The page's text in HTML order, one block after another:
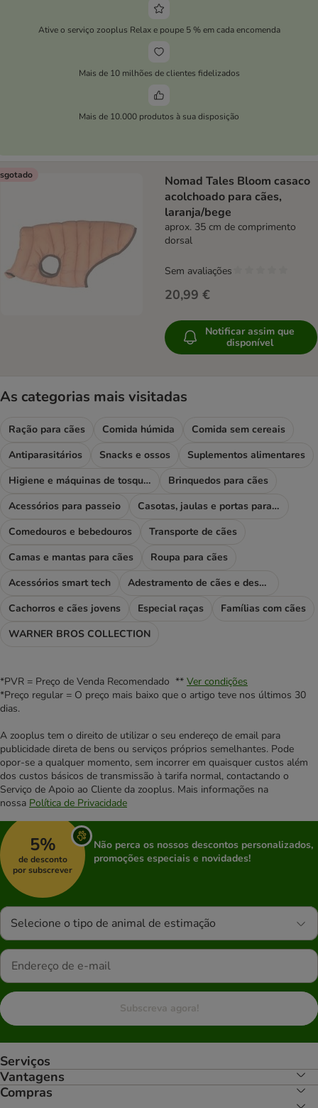
Ative o serviço zooplus Relax e poupe 5 % em cada encomenda
Mais de 10 milhões de clientes fidelizados
Mais de 10.000 produtos à sua disposição
Nomad Tales Bloom casaco
acolchoado para cães,
laranja/bege
aprox. 35 cm de comprimento
dorsal
20,99 €
Sem avaliações
Notificar assim que
disponível
As categorias mais visitadas
Ração para cães Comida húmida
Comida sem cereais
Antiparasitários
Snacks e ossos
Suplementos alimentares
Higiene e máquinas de tosquiar
Brinquedos para cães
Acessórios para passeio
Casotas, jaulas e portas para cães
Comedouros e bebedouros
Transporte de cães
Camas e mantas para cães
Roupa para cães
Acessórios smart tech
Adestramento de cães e desporto
Cachorros e cães jovens
Especial raças
Famílias com cães
WARNER BROS COLLECTION
*PVR = Preço de Venda Recomendado ** Ver condições
*Preço regular = O preço mais baixo que o artigo teve nos últimos 30
dias.
A zooplus tem o direito de utilizar o seu endereço de email para
publicidade direta de bens ou serviços próprios semelhantes. Pode
opor-se a qualquer momento, sem incorrer em quaisquer custos além
dos custos básicos de transmissão à tarifa normal, contactando o
Serviço de Apoio ao Cliente da zooplus. Mais informações na
nossa Política de Privacidade
5%
de desconto
por subscrever
Não perca os nossos descontos personalizados,
promoções especiais e novidades!
Selecione o tipo de animal de estimação
Subscreva agora!
Serviços
Vantagens
Compras